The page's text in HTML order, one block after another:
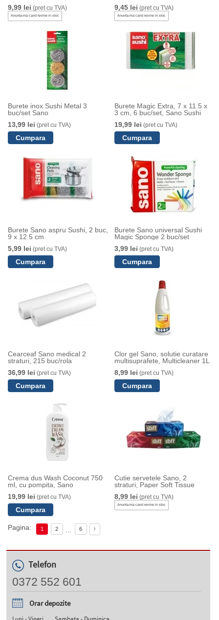
9,99 lei (pret cu TVA)
Anunta-ma cand revine in stoc
9,45 lei (pret cu TVA)
Anunta-ma cand revine in stoc
Burete inox Sushi Metal 3
buc/set Sano
13,99 lei (pret cu TVA)
Burete Magic Extra, 7 x 11.5 x
3 cm, 6 buc/set, Sano Sushi
19,99 lei (pret cu TVA)
Burete Sano aspru Sushi, 2 buc,
9 x 12.5 cm
5,99 lei (pret cu TVA)
Burete Sano universal Sushi
Magic Sponge 2 buc/set
3,99 lei (pret cu TVA)
Cearceaf Sano medical 2
straturi, 215 buc/rola
36,99 lei (pret cu TVA)
Clor gel Sano, solutie curatare
multisuprafete, Multicleaner 1L
8,99 lei (pret cu TVA)
Crema dus Wash Coconut 750
ml, cu pompita, Sano
19,99 lei (pret cu TVA)
Cutie servetele Sano, 2
straturi, Paper Soft Tissue
8,99 lei (pret cu TVA)
Anunta-ma cand revine in stoc
Pagina: 1 2 6
Telefon
0372 552 601
Orar depozite